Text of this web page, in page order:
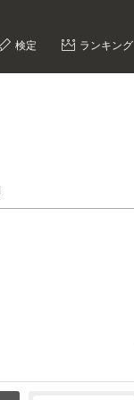
検定 ランキング